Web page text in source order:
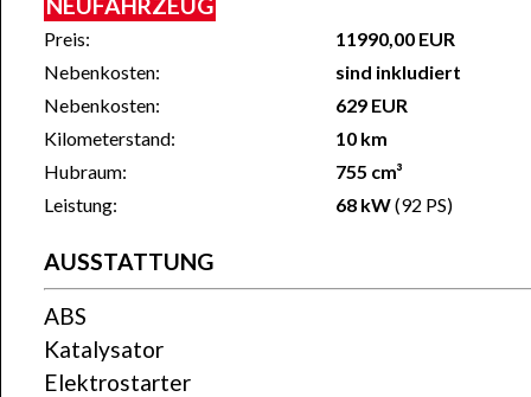
Preis:
11990,00 EUR
Nebenkosten:
sind inkludiert
Nebenkosten:
629 EUR
Kilometerstand:
10 km
Hubraum:
755 cm³
Leistung:
68 kW(92 PS)
AUSSTATTUNG
ABS
Katalysator
Elektrostarter